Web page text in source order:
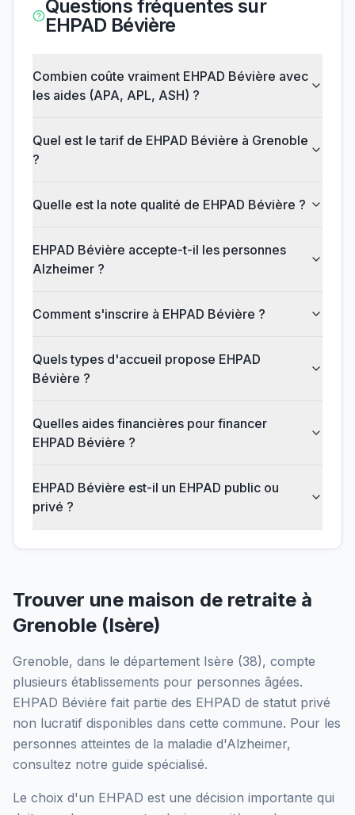
Questions fréquentes sur
EHPAD Bévière
Combien coûte vraiment EHPAD Bévière avec
les aides (APA, APL, ASH) ?
Quel est le tarif de EHPAD Bévière à Grenoble
?
Quelle est la note qualité de EHPAD Bévière ?
EHPAD Bévière accepte-t-il les personnes
Alzheimer ?
Comment s'inscrire à EHPAD Bévière ?
Quels types d'accueil propose EHPAD
Bévière ?
Quelles aides financières pour financer
EHPAD Bévière ?
EHPAD Bévière est-il un EHPAD public ou
privé ?
Trouver une maison de retraite à
Grenoble (Isère)
Grenoble, dans le département Isère (38), compte
plusieurs établissements pour personnes âgées.
EHPAD Bévière fait partie des EHPAD de statut privé
non lucratif disponibles dans cette commune. Pour les
personnes atteintes de la maladie d'Alzheimer,
consultez notre guide spécialisé.
Le choix d'un EHPAD est une décision importante qui